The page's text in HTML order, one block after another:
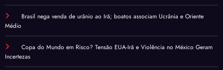
Brasil nega venda de urânio ao Irã; boatos associam Ucrânia e Oriente
Médio
Copa do Mundo em Risco? Tensão EUA-Irã e Violência no México Geram
Incertezas